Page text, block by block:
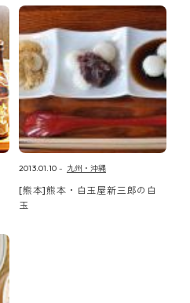
2013.01.10 九州・沖縄
[熊本]熊本・白玉屋新三郎の白
玉